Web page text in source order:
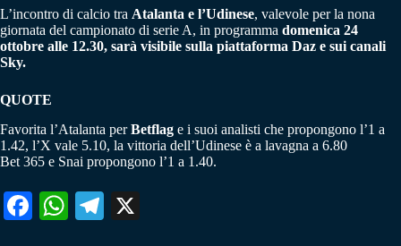
L’incontro di calcio tra Atalanta e l’Udinese, valevole per la nona
giornata del campionato di serie A, in programma domenica 24
ottobre alle 12.30, sarà visibile sulla piattaforma Daz e sui canali
Sky.
QUOTE
Favorita l’Atalanta perBetflag e i suoi analisti che propongono l’1 a
1.42, l’X vale 5.10, la vittoria dell’Udinese è a lavagna a 6.80
Bet 365 e Snai propongono l’1 a 1.40.
Fa W
Te